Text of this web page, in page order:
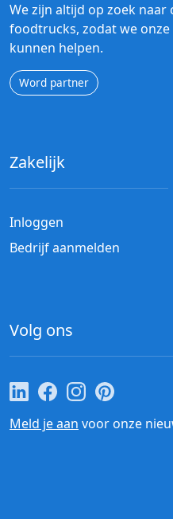
We zijn altijd op zoek
foodtrucks, zodat we
kunnen helpen.
Word partner
Zakelijk
Inloggen
Bedrijf aanmelden
Volg ons
Cateraar.nl op LinkedIn
Cateraar.nl op
Cateraar.nl op
Meld je aan voor onze